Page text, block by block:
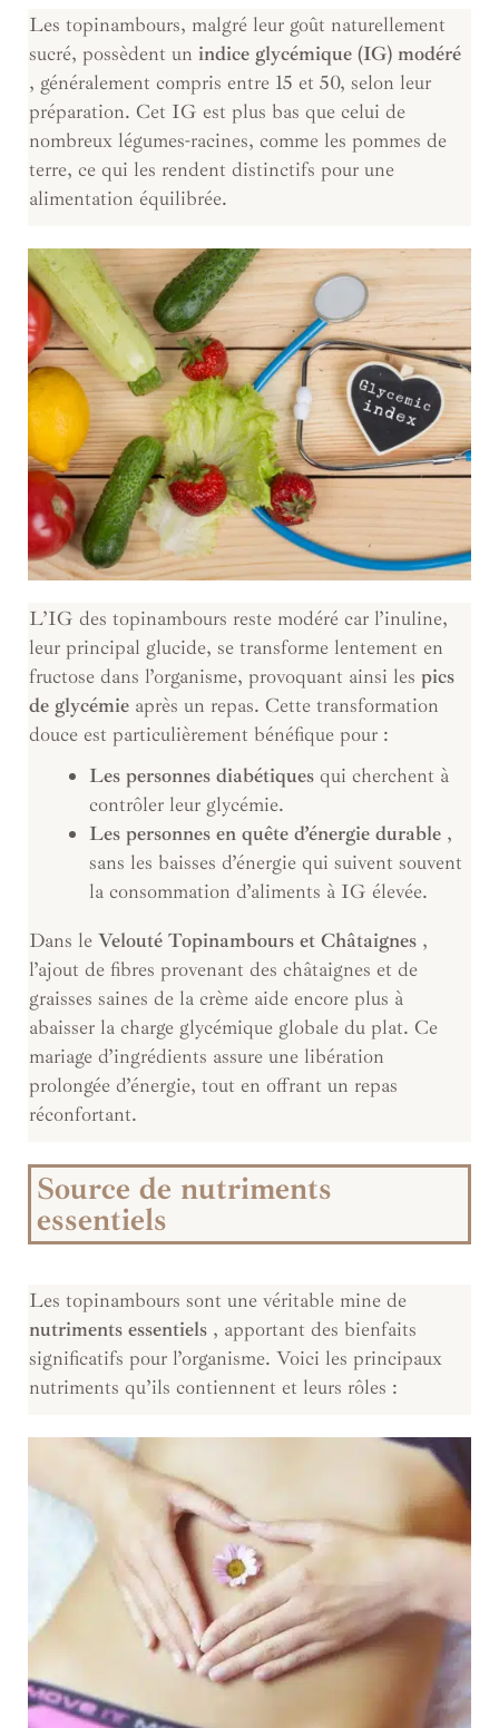
Les topinambours, malgré leur goût naturellement
sucré, possèdent un indice glycémique (IG) modéré
, généralement compris entre 15 et 50, selon leur
préparation. Cet IG est plus bas que celui de
nombreux légumes-racines, comme les pommes de
terre, ce qui les rendent distinctifs pour une
alimentation équilibrée.
L’IG des topinambours reste modéré car l’inuline,
leur principal glucide, se transforme lentement en
fructose dans l’organisme, provoquant ainsi les pics
de glycémie après un repas. Cette transformation
douce est particulièrement bénéfique pour :
Les personnes diabétiques qui cherchent à
contrôler leur glycémie.
Les personnes en quête d’énergie durable ,
sans les baisses d’énergie qui suivent souvent
la consommation d’aliments à IG élevée.
Dans le Velouté Topinambours et Châtaignes ,
l’ajout de fibres provenant des châtaignes et de
graisses saines de la crème aide encore plus à
abaisser la charge glycémique globale du plat. Ce
mariage d’ingrédients assure une libération
prolongée d’énergie, tout en offrant un repas
réconfortant.
Source de nutriments
essentiels
Les topinambours sont une véritable mine de
nutriments essentiels , apportant des bienfaits
significatifs pour l’organisme. Voici les principaux
nutriments qu’ils contiennent et leurs rôles :